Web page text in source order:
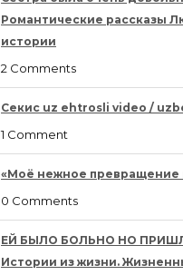
Романтические рассказы
истории
2 Comments
Секис uz ehtrosli video /
1 Comment
«Моё нежное превращение
0 Comments
ЕЙ БЫЛО БОЛЬНО НО
Истории из жизни.